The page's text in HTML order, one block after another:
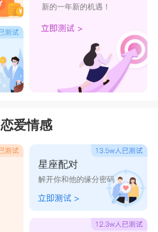
新的一年新的机遇！
恋爱情感
星座配对
解开你和他的缘分密码